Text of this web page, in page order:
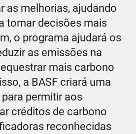
as melhorias, ajudando
tomar decisões mais
o programa ajudará os
as emissões na
mais carbono
a BASF criará uma
permitir aos
créditos de carbono
reconhecidas